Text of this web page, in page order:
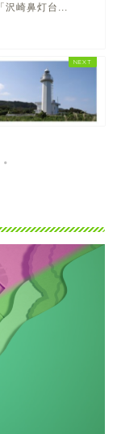
崎鼻灯台...